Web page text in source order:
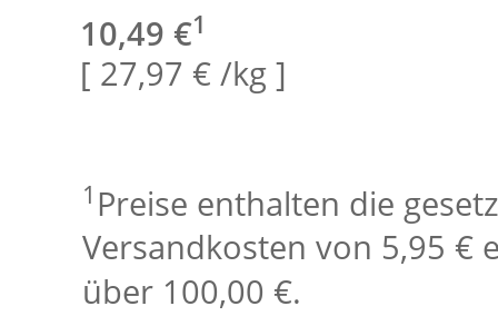
10,49 €1
[ 27,97 € /kg ]
1 Preise enthalten die
Versandkosten von 5,95 €
über 100,00 €.